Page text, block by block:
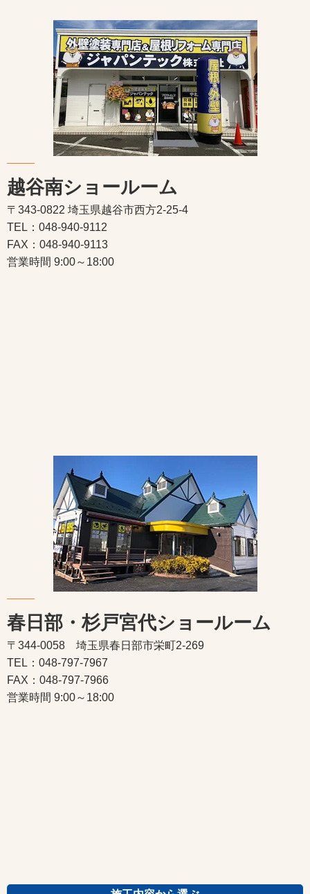
越谷南ショールーム
〒343-0822 埼玉県越谷市西方2-25-4
TEL：048-940-9112
FAX：048-940-9113
営業時間 9:00～18:00
春日部・杉戸宮代ショールーム
〒344-0058 埼玉県春日部市栄町2-269
TEL：048-797-7967
FAX：048-797-7966
営業時間 9:00～18:00